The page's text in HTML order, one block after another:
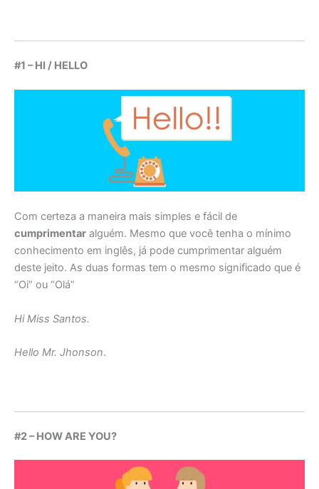
#1 – HI / HELLO
Com certeza a maneira mais simples e fácil de
cumprimentar alguém. Mesmo que você tenha o mínimo
conhecimento em inglês, já pode cumprimentar alguém
deste jeito. As duas formas tem o mesmo significado que é
“Oi” ou “Olá”
Hi Miss Santos.
Hello Mr. Jhonson.
#2 – HOW ARE YOU?